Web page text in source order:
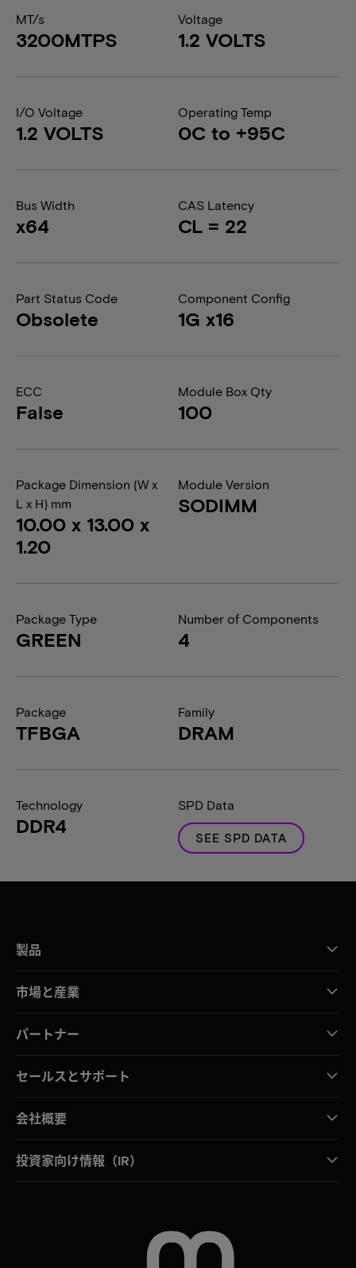
MT/s
3200MTPS
Voltage
1.2 VOLTS
I/O Voltage
1.2 VOLTS
Operating Temp
0C to +95C
Bus Width
x64
CAS Latency
CL = 22
Part Status Code
Obsolete
Component Config
1G x16
ECC
False
Module Box Qty
100
Package Dimension (W x
L x H) mm
10.00 x 13.00 x
1.20
Module Version
SODIMM
Package Type
GREEN
Number of Components
4
Package
TFBGA
Family
DRAM
Technology
DDR4
SPD Data
SEE SPD DATA
製品
市場と産業
パートナー
セールスとサポート
会社概要
投資家向け情報（IR）